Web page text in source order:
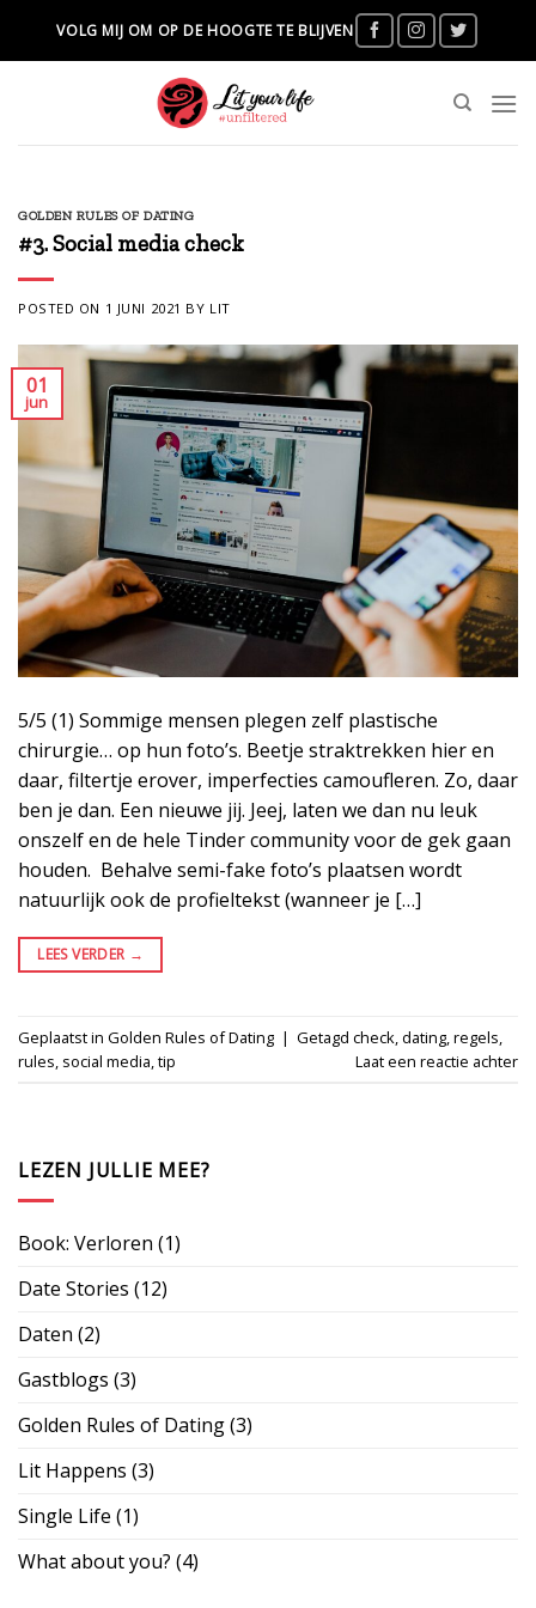
VOLG MIJ OM OP DE HOOGTE TE BLIJVEN
GOLDEN RULES OF DATING
#3. Social media check
POSTED ON 1 JUNI 2021 BY LIT
01
jun
5/5 (1) Sommige mensen plegen zelf plastische
chirurgie… op hun foto’s. Beetje straktrekken hier en
daar, filtertje erover, imperfecties camoufleren. Zo, daar
ben je dan. Een nieuwe jij. Jeej, laten we dan nu leuk
onszelf en de hele Tinder community voor de gek gaan
houden. Behalve semi-fake foto’s plaatsen wordt
natuurlijk ook de profieltekst (wanneer je […]
LEES VERDER →
Geplaatst in Golden Rules of Dating | Getagd check,dating,regels,
rules, social media,tip Laat een reactie achter
LEZEN JULLIE MEE?
Book: Verloren (1)
Date Stories (12)
Daten (2)
Gastblogs (3)
Golden Rules of Dating(3)
Lit Happens (3)
Single Life (1)
What about you? (4)